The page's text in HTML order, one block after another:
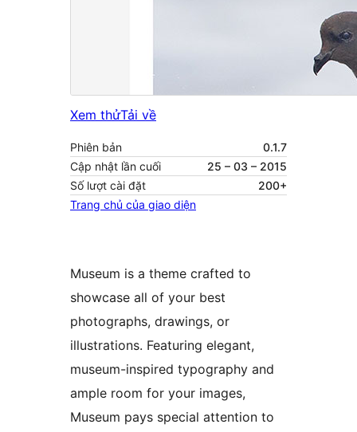
Xem thửTải về
Phiên bản
0.1.7
Cập nhật lần cuối
25 – 03 – 2015
Số lượt cài đặt
200+
Trang chủ của giao diện
Museum is a theme crafted to
showcase all of your best
photographs, drawings, or
illustrations. Featuring elegant,
museum-inspired typography and
ample room for your images,
Museum pays special attention to